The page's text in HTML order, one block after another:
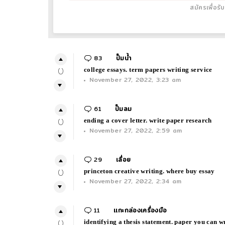
สมัครเพื่อรั
83 Comments
ปั๊มน้ำ
college essays. term papers writing service
November 27, 2022, 3:23 am
0
61 Comments
ปั๊มลม
ending a cover letter. write paper research
November 27, 2022, 2:59 am
0
29 Comments
เลื่อย
princeton creative writing. where buy essay
November 27, 2022, 2:34 am
0
11 Comments
เเกะกล่องเครื่องมือ
identifying a thesis statement. paper you can